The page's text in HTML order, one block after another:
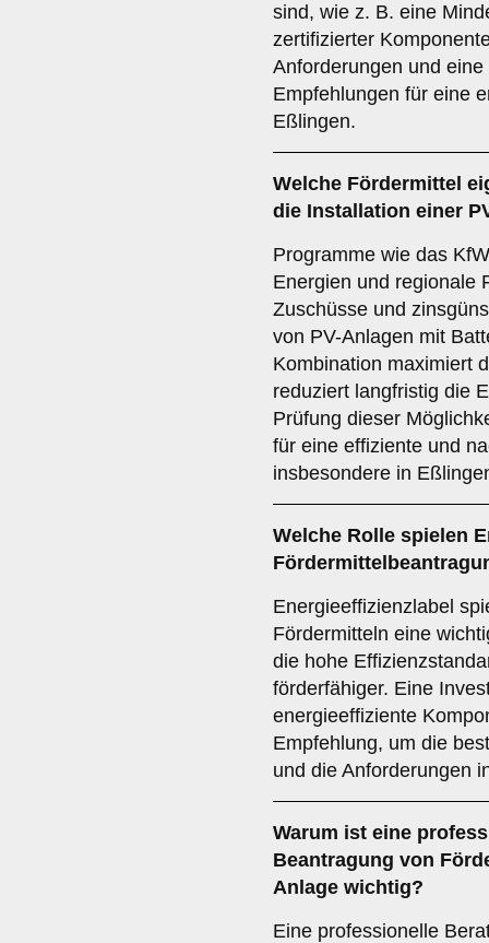
sind, wie z. B. eine
zertifizierter
Anforderungen und
Empfehlungen für eine
Eßlingen.
Welche Fördermittel
die Installation einer
Programme wie das
Energien und regionale
Zuschüsse und
von PV-Anlagen mit
Kombination maximiert
reduziert langfristig die
Prüfung dieser
für eine effiziente und
insbesondere in
Welche Rolle spielen
Energieeffizienzlabel
Fördermitteln eine
die hohe
förderfähiger. Eine
energieeffiziente
Empfehlung, um die
und die Anforderungen
Warum ist eine
Beantragung von
Anlage wichtig?
Eine professionelle